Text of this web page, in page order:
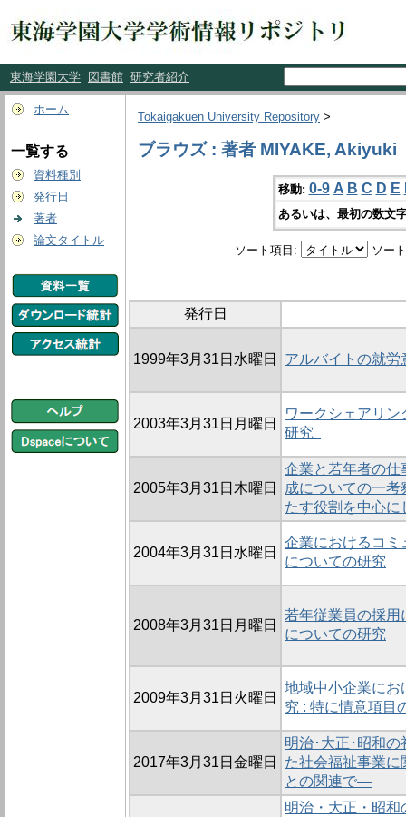
東海学園大学 図書館 研究者紹介
ホーム
一覧する
資料種別
発行日
著者
論文タイトル
Tokaigakuen University Repository >
ブラウズ : 著者 MIYAKE, Akiyuki
移動: 0-9 A B C D E
あるいは、最初の数文
ソート項目: ソー
発行日
1999年3月31日水曜日 アルバイトの就
2003年3月31日月曜日
ワークシェアリ
研究
2005年3月31日木曜日
企業と若年者の仕
成についての一
たす役割を中心に
2004年3月31日水曜日
企業におけるコミ
についての研究
2008年3月31日月曜日
若年従業員の採
についての研究
2009年3月31日火曜日
地域中小企業にお
究 : 特に情意項目
2017年3月31日金曜日
明治･大正･昭和
た社会福祉事業
との関連で―
明治・大正・昭